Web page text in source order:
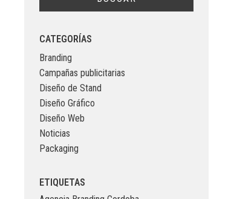
CATEGORÍAS
Branding
Campañas publicitarias
Diseño de Stand
Diseño Gráfico
Diseño Web
Noticias
Packaging
ETIQUETAS